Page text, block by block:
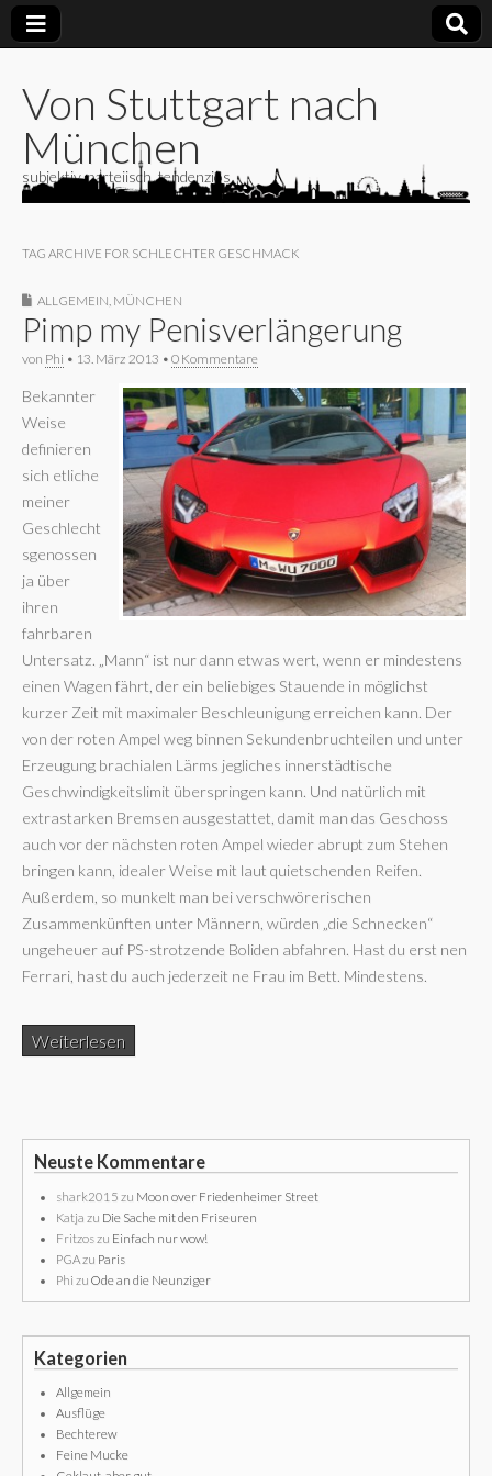
Von Stuttgart nach
München
subjektiv, parteiisch, tendenziös
TAG ARCHIVE FOR SCHLECHTER GESCHMACK
ALLGEMEIN MÜNCHEN
Pimp my Penisverlängerung
von Phi • 13. März 2013 • 0 Kommentare
Bekannter
Weise
definieren
sich etliche
meiner
Geschlecht
sgenossen
ja über
ihren
fahrbaren
Untersatz. „Mann“ ist nur dann etwas wert, wenn er mindestens
einen Wagen fährt, der ein beliebiges Stauende in möglichst
kurzer Zeit mit maximaler Beschleunigung erreichen kann. Der
von der roten Ampel weg binnen Sekundenbruchteilen und unter
Erzeugung brachialen Lärms jegliches innerstädtische
Geschwindigkeitslimit überspringen kann. Und natürlich mit
extrastarken Bremsen ausgestattet, damit man das Geschoss
auch vor der nächsten roten Ampel wieder abrupt zum Stehen
bringen kann, idealer Weise mit laut quietschenden Reifen.
Außerdem, so munkelt man bei verschwörerischen
Zusammenkünften unter Männern, würden „die Schnecken“
ungeheuer auf PS-strotzende Boliden abfahren. Hast du erst nen
Ferrari, hast du auch jederzeit ne Frau im Bett. Mindestens.
Weiterlesen
Neuste Kommentare
shark2015 zu Moon over Friedenheimer Street
Katja zu Die Sache mit den Friseuren
Fritzoszu Einfach nur wow!
PGAzu Paris
Phi zu Ode an die Neunziger
Kategorien
Allgemein
Ausflüge
Bechterew
Feine Mucke